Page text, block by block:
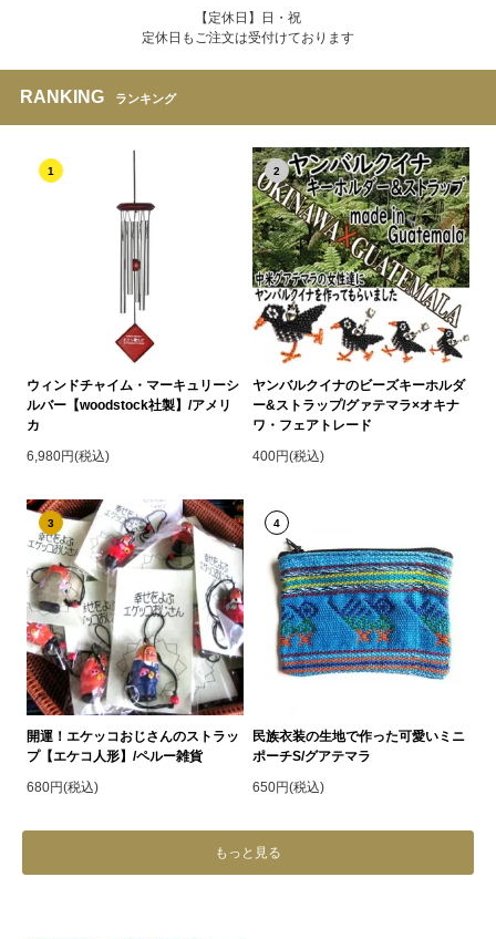
【定休日】日・祝
定休日もご注文は受付けております
RANKING ランキング
1
ウィンドチャイム・マーキュリーシ
ルバー【woodstock社製】/アメリ
カ
6,980円(税込)
2
ヤンバルクイナのビーズキーホルダ
ー&ストラップ/グァテマラ×オキナ
ワ・フェアトレード
400円(税込)
3
開運！エケッコおじさんのストラッ
プ【エケコ人形】/ペルー雑貨
680円(税込)
4
民族衣装の生地で作った可愛いミニ
ポーチS/グアテマラ
650円(税込)
もっと見る